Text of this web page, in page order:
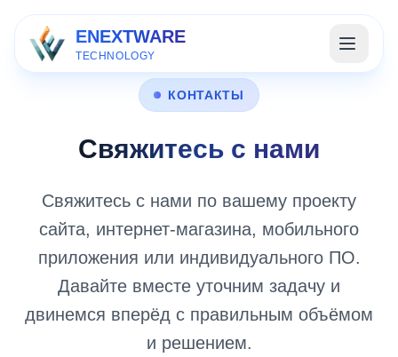
ENEXTWARE
TECHNOLOGY
КОНТАКТЫ
Свяжитесь с нами
Свяжитесь с нами по вашему проекту
сайта, интернет-магазина, мобильного
приложения или индивидуального ПО.
Давайте вместе уточним задачу и
двинемся вперёд с правильным объёмом
и решением.